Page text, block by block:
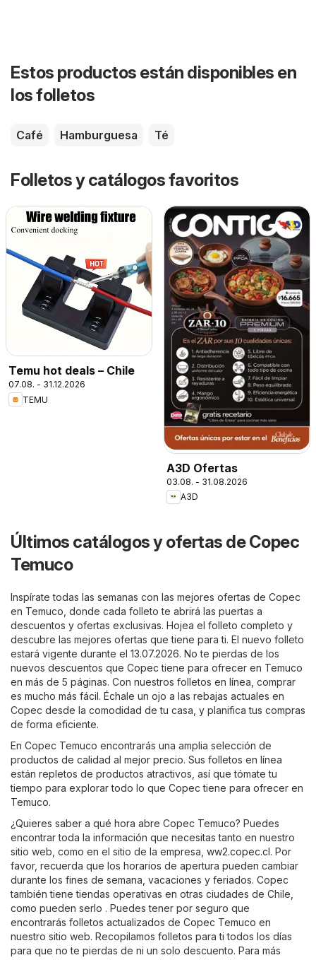
Estos productos están disponibles en
los folletos
Café Hamburguesa Té
Folletos y catálogos favoritos
Temu hot deals – Chile
07.08. - 31.12.2026
TEMU
A3D Ofertas
03.08. - 31.08.2026
A3D
Últimos catálogos y ofertas de Copec
Temuco
Inspírate todas las semanas con las mejores ofertas de Copec
en Temuco, donde cada folleto te abrirá las puertas a
descuentos y ofertas exclusivas. Hojea el folleto completo y
descubre las mejores ofertas que tiene para ti. El nuevo folleto
estará vigente durante el 13.07.2026. No te pierdas de los
nuevos descuentos que Copec tiene para ofrecer en Temuco
en más de 5 páginas. Con nuestros folletos en línea, comprar
es mucho más fácil. Échale un ojo a las rebajas actuales en
Copec desde la comodidad de tu casa, y planifica tus compras
de forma eficiente.
En Copec Temuco encontrarás una amplia selección de
productos de calidad al mejor precio. Sus folletos en línea
están repletos de productos atractivos, así que tómate tu
tiempo para explorar todo lo que Copec tiene para ofrecer en
Temuco.
¿Quieres saber a qué hora abre Copec Temuco? Puedes
encontrar toda la información que necesitas tanto en nuestro
sitio web, como en el sitio de la empresa, ww2.copec.cl. Por
favor, recuerda que los horarios de apertura pueden cambiar
durante los fines de semana, vacaciones y feriados. Copec
también tiene tiendas operativas en otras ciudades de Chile,
como pueden serlo . Puedes tener por seguro que
encontrarás folletos actualizados de Copec Temuco en
nuestro sitio web. Recopilamos folletos para ti todos los días
para que no te pierdas de ni un solo descuento. Para más